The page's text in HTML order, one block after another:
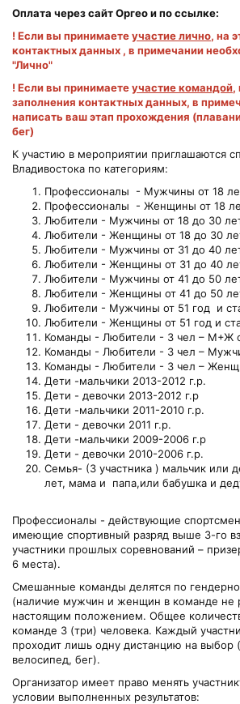
Оплата через сайт Оргео и по ссылке:
! Если вы принимаетеучастие лично, на
контактных данных , в примечании
"Лично"
! Если вы принимаетеучастие командой,
заполнения контактных данных, в
написать ваш этап прохождения
бег)
К участию в мероприятии приглашаются
Владивостока по категориям:
Профессионалы - Мужчины от 18
Профессионалы - Женщины от 18
Любители - Мужчины от 18 до 30
Любители - Женщины от 18 до 30
Любители - Мужчины от 31 до 40
Любители - Женщины от 31 до 40
Любители - Мужчины от 41 до 50
Любители - Женщины от 41 до 50
Любители - Мужчины от 51 год и
Любители - Женщины от 51 год и
Команды - Любители - 3 чел – М+Ж
Команды - Любители - 3 чел –
Команды - Любители - 3 чел –
Дети -мальчики 2013-2012 г.р.
Дети - девочки 2013-2012 г.р
Дети -мальчики 2011-2010 г.р.
Дети - девочки 2011 г.р.
Дети -мальчики 2009-2006 г.р
Дети - девочки 2010-2006 г.р.
Семья- (3 участника ) мальчик или
лет, мама и папа,или бабушка и
Профессионалы - действующие
имеющие спортивный разряд выше 3-го
участники прошлых соревнований –
6 места).
Смешанные команды делятся по
(наличие мужчин и женщин в команде не
настоящим положением. Общее
команде 3 (три) человека. Каждый
проходит лишь одну дистанцию на выбор
велосипед, бег).
Организатор имеет право менять
условии выполненных результатов: